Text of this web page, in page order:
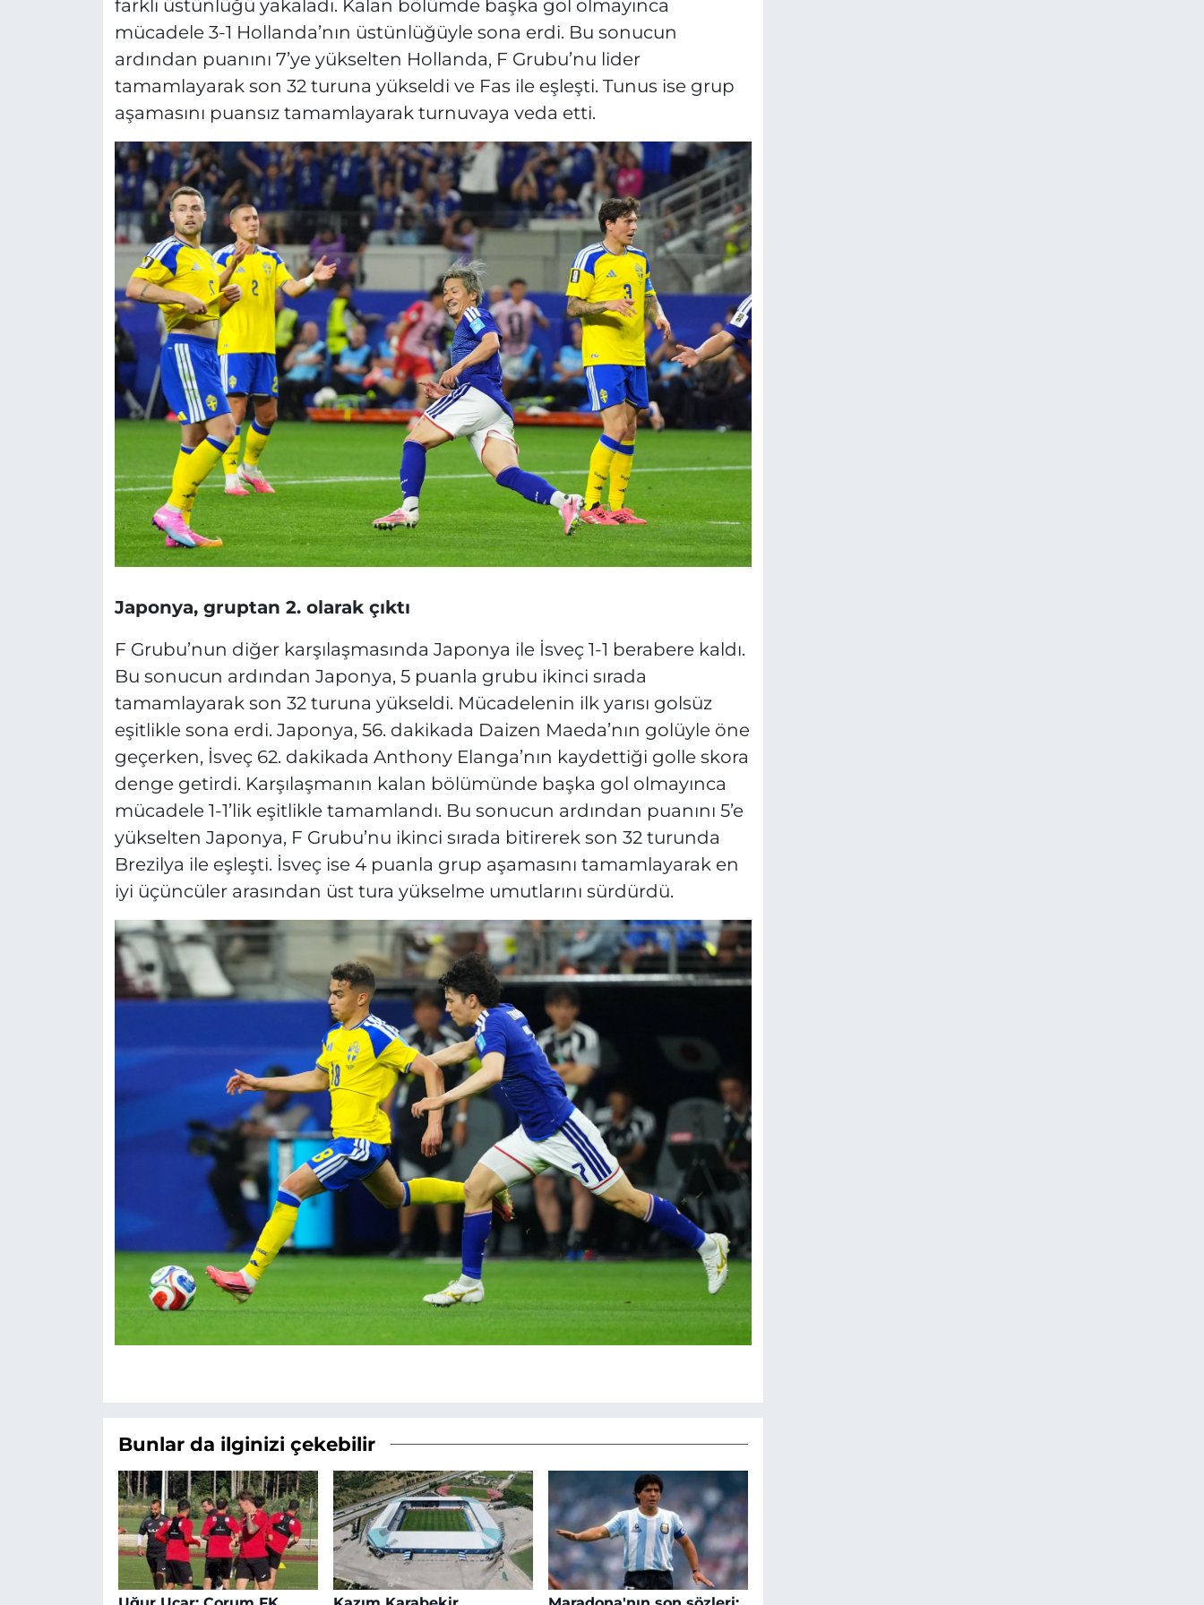
farklı üstünlüğü yakaladı. Kalan bölümde başka gol olmayınca
mücadele 3-1 Hollanda’nın üstünlüğüyle sona erdi. Bu sonucun
ardından puanını 7’ye yükselten Hollanda, F Grubu’nu lider
tamamlayarak son 32 turuna yükseldi ve Fas ile eşleşti. Tunus ise grup
aşamasını puansız tamamlayarak turnuvaya veda etti.
Japonya, gruptan 2. olarak çıktı
F Grubu’nun diğer karşılaşmasında Japonya ile İsveç 1-1 berabere kaldı.
Bu sonucun ardından Japonya, 5 puanla grubu ikinci sırada
tamamlayarak son 32 turuna yükseldi. Mücadelenin ilk yarısı golsüz
eşitlikle sona erdi. Japonya, 56. dakikada Daizen Maeda’nın golüyle öne
geçerken, İsveç 62. dakikada Anthony Elanga’nın kaydettiği golle skora
denge getirdi. Karşılaşmanın kalan bölümünde başka gol olmayınca
mücadele 1-1’lik eşitlikle tamamlandı. Bu sonucun ardından puanını 5’e
yükselten Japonya, F Grubu’nu ikinci sırada bitirerek son 32 turunda
Brezilya ile eşleşti. İsveç ise 4 puanla grup aşamasını tamamlayarak en
iyi üçüncüler arasından üst tura yükselme umutlarını sürdürdü.
Bunlar da ilginizi çekebilir